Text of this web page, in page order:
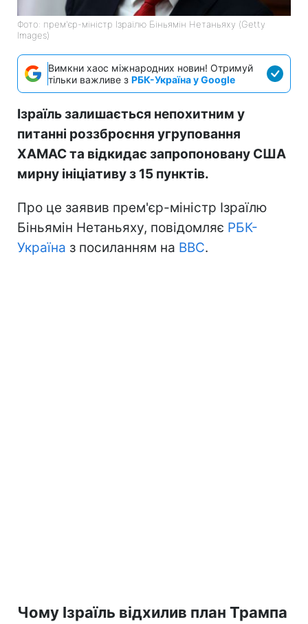
Фото: прем'єр-міністр Ізраїлю Біньямін Нетаньяху (Getty
Images)
Вимкни хаос міжнародних новин! Отримуй
тільки важливе з РБК-Україна у Google
Ізраїль залишається непохитним у
питанні роззброєння угруповання
ХАМАС та відкидає запропоновану США
мирну ініціативу з 15 пунктів.
Про це заявив прем'єр-міністр Ізраїлю
Біньямін Нетаньяху, повідомляє РБК-
Україна з посиланням на BBC.
Чому Ізраїль відхилив план Трампа